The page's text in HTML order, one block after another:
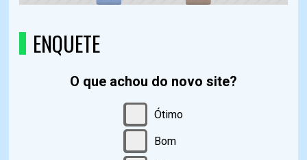
ENQUETE
O que achou do novo site?
Ótimo
Bom